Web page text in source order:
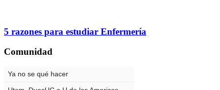
5 razones para estudiar Enfermería
Comunidad